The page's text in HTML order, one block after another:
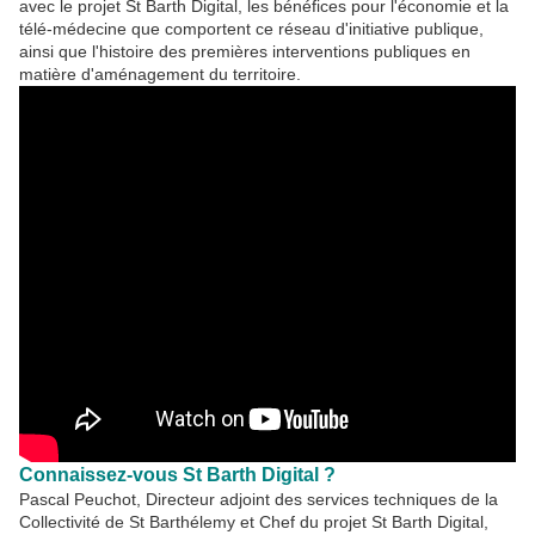
avec le projet St Barth Digital, les bénéfices pour l'économie et la
télé-médecine que comportent ce réseau d'initiative publique,
ainsi que l'histoire des premières interventions publiques en
matière d'aménagement du territoire.
Connaissez-vous St Barth Digital ?
Pascal Peuchot, Directeur adjoint des services techniques de la
Collectivité de St Barthélemy et Chef du projet St Barth Digital,